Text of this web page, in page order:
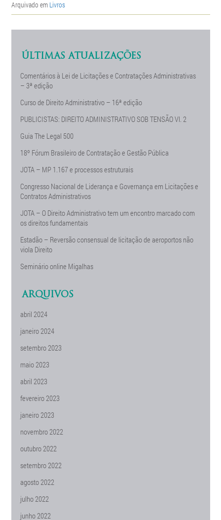
Arquivado em Livros
ÚLTIMAS ATUALIZAÇÕES
Comentários à Lei de Licitações e Contratações Administrativas
– 3ª edição
Curso de Direito Administrativo – 16ª edição
PUBLICISTAS: DIREITO ADMINISTRATIVO SOB TENSÃO Vl. 2
Guia The Legal 500
18º Fórum Brasileiro de Contratação e Gestão Pública
JOTA – MP 1.167 e processos estruturais
Congresso Nacional de Liderança e Governança em Licitações e
Contratos Administrativos
JOTA – O Direito Administrativo tem um encontro marcado com
os direitos fundamentais
Estadão – Reversão consensual de licitação de aeroportos não
viola Direito
Seminário online Migalhas
ARQUIVOS
abril 2024
janeiro 2024
setembro 2023
maio 2023
abril 2023
fevereiro 2023
janeiro 2023
novembro 2022
outubro 2022
setembro 2022
agosto 2022
julho 2022
junho 2022